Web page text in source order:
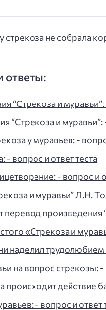
стрекоза не собрала
ответы:
“Стрекоза и
“Стрекоза и муравьи”:
у муравьев: -
- вопрос и ответ теста
- вопрос и
и муравьи” Л.Н.
перевод произведения
«Стрекоза и
наделил
на вопрос стрекозы:
происходит действие
- вопрос и ответ